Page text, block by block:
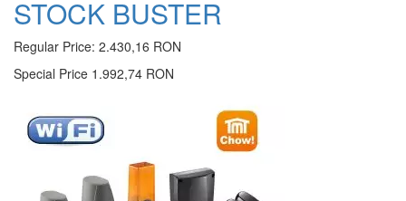
STOCK BUSTER
Regular Price: 2.430,16 RON
Special Price 1.992,74 RON